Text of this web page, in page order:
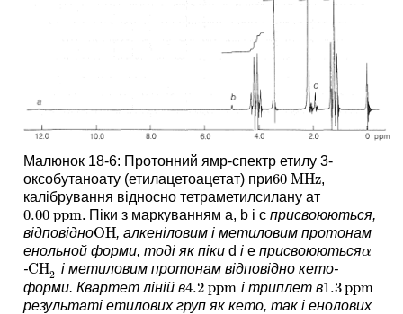
Малюнок 18-6: Протонний ямр-спектр етилу 3-
оксобутаноату (етилацетоацетат) при60 MHz
60 MHz,
калібрування відносно тетраметилсилану ат
0.00 ppm
0.00 ppm . Піки з маркуванням a, b і cприсвоюються,
відповідноOH
OH, алкеніловим і метиловим протонам
енольной форми, тоді як пікиd іe присвоюютьсяα
α
-CH2
CH2 і метиловим протонам відповідно кето-
форми. Квартет ліній в4.2 ppm
4.2 ppm і триплет в1.3ppm
1.3ppm
результаті етилових груп як кето, так і енолових